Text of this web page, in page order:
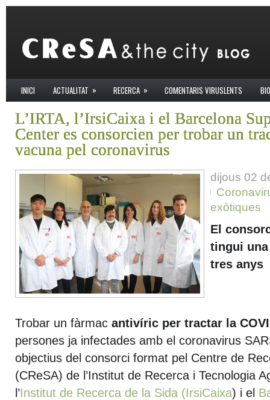
INICI ACTUALITAT » RECERCA » COMENTARIS VIRUSLENTS
L’IRTA, l’IrsiCaixa i el Barcelona
Center es consorcien per trobar un
vacuna pel coronavirus
dijous 02
exòtiques
El
tingui una
tres anys
Trobar un fàrmac antivíric per tractar la
persones ja infectades amb el coronavirus
objectius del consorci format pel Centre de
(CReSA) de l’Institut de Recerca i Tecnologia
l’Institut de Recerca de la Sida (IrsiCaixa) i el